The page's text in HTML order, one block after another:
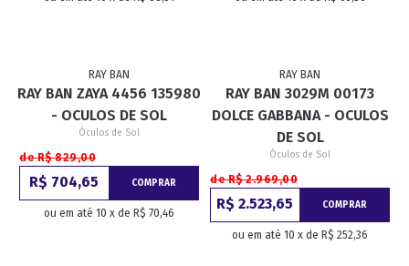
RAY BAN
RAY BAN ZAYA 4456 135980
- OCULOS DE SOL
Óculos de Sol
de R$ 829,00
R$ 704,65 COMPRAR
ou em até 10 x de R$ 70,46
RAY BAN
RAY BAN 3029M 00173
DOLCE GABBANA - OCULOS
DE SOL
Óculos de Sol
de R$ 2.969,00
R$ 2.523,65 COMPRAR
ou em até 10 x de R$ 252,36